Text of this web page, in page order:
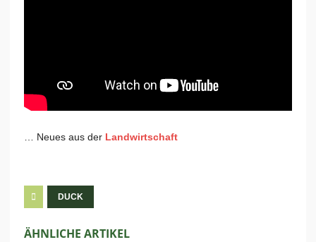
… Neues aus der Landwirtschaft
DUCK
ÄHNLICHE ARTIKEL